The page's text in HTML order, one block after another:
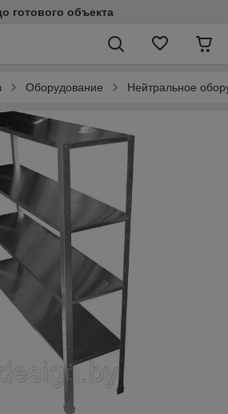
готового объекта
Оборудование Нейтральное